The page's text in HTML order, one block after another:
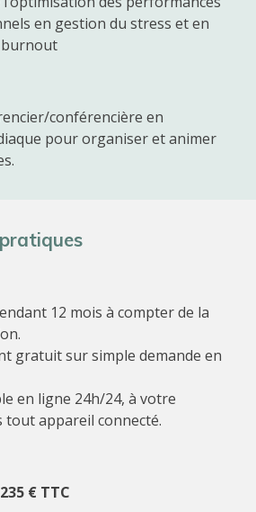
en gestion du stress et en
conférencière en
pour organiser et animer
12 mois à compter de la
gratuit sur simple demande en
en ligne 24h/24, à votre
tout appareil connecté.
235 € TTC